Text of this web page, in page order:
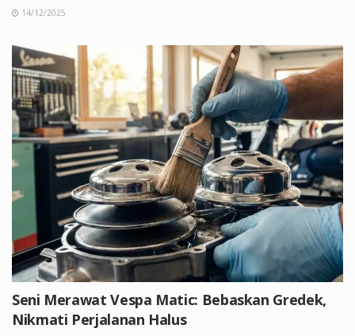
14/12/2025
Seni Merawat Vespa Matic: Bebaskan Gredek,
Nikmati Perjalanan Halus